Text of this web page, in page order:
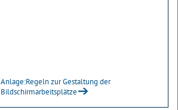
Anlage:Regeln zur Gestaltung der
Bildschirmarbeitsplätze